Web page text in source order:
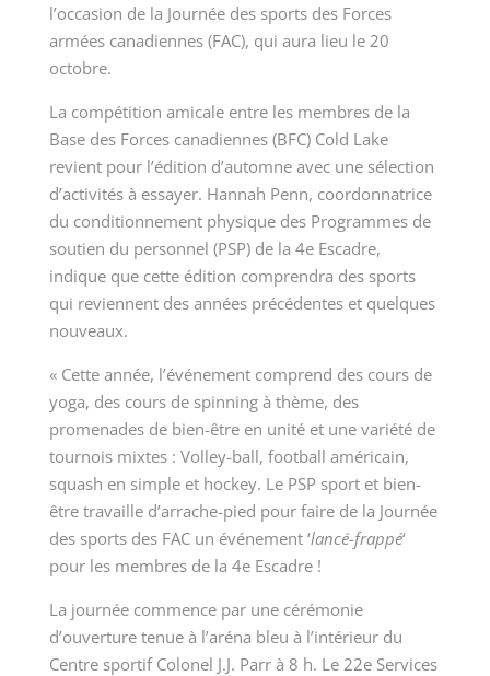
l’occasion de la Journée des sports des Forces
armées canadiennes (FAC), qui aura lieu le 20
octobre.
La compétition amicale entre les membres de la
Base des Forces canadiennes (BFC) Cold Lake
revient pour l’édition d’automne avec une sélection
d’activités à essayer. Hannah Penn, coordonnatrice
du conditionnement physique des Programmes de
soutien du personnel (PSP) de la 4eEscadre,
indique que cette édition comprendra des sports
qui reviennent des années précédentes et quelques
nouveaux.
« Cette année, l’événement comprend des cours de
yoga, des cours de spinning à thème, des
promenades de bien-être en unité et une variété de
tournois mixtes : Volley-ball, football américain,
squash en simple et hockey. Le PSP sport et bien-
être travaille d’arrache-pied pour faire de la Journée
des sports des FAC un événement ‘lancé-frappé‘
pour les membres de la 4eEscadre !
La journée commence par une cérémonie
d’ouverture tenue à l’aréna bleu à l’intérieur du
Centre sportif Colonel J.J. Parr à 8 h. Le 22eServices